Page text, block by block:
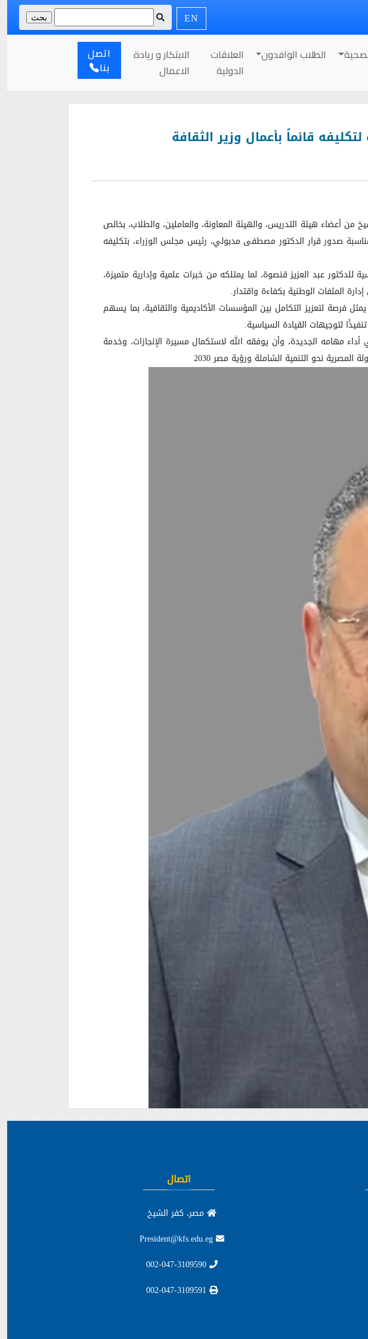
EN
الطلاب الوافدون
العلاقات
الدولية
الابتكار و ريادة
الاعمال
اتصل
بنا
قائماً بأعمال وزير الثقافة
من أعضاء هيئة التدريس، والهيئة المعاونة، والعاملين، والطلاب، بخالص
صدور قرار الدكتور مصطفى مدبولي، رئيس مجلس الوزراء، بتكليفه
للدكتور عبد العزيز قنصوة، لما يمتلكه من خبرات علمية وإدارية متميزة،
الملفات الوطنية بكفاءة واقتدار.
فرصة لتعزيز التكامل بين المؤسسات الأكاديمية والثقافية، بما يسهم
لتوجيهات القيادة السياسية.
أداء مهامه الجديدة، وأن يوفقه الله لاستكمال مسيرة الإنجازات، وخدمة
نحو التنمية الشاملة ورؤية مصر 2030
اتصال
مصر، كفر الشيخ